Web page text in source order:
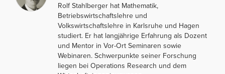
Rolf Stahlberger hat Mathematik,
Betriebswirtschaftslehre und
Volkswirtschaftslehre in Karlsruhe und Hagen
studiert. Er hat langjährige Erfahrung als Dozent
und Mentor in Vor-Ort Seminaren sowie
Webinaren. Schwerpunkte seiner Forschung
liegen bei Operations Research und dem